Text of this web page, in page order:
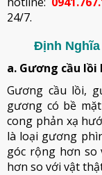
24/7.
Định Nghĩa
a. Gương cầu lồi
Gương cầu lồi,
gương có bề
cong phản xạ
là loại gương
góc rộng hơn
hơn so với vật